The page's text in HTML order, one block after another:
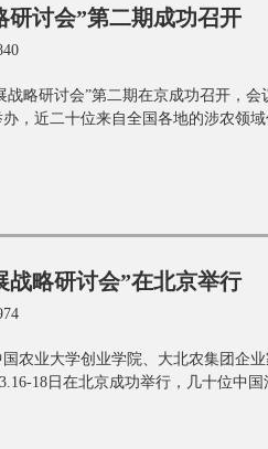
研讨会”第二期成功召开
战略研讨会”第二期在京成功召开，
，近二十位来自全国各地的涉农领域
战略研讨会”在北京举行
农业大学创业学院、大北农集团企
18日在北京成功举行，几十位中